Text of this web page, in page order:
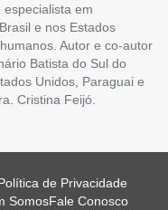
especialista em
e nos Estados
Autor e co-autor
Batista do Sul do
Unidos, Paraguai e
Cristina Feijó.
de Privacidade
SomosFale Conosco